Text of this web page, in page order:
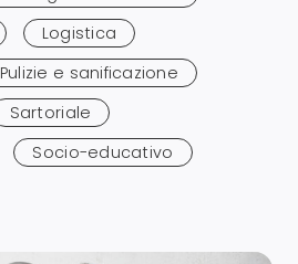
Logistica
Pulizie e sanificazione
Sartoriale
Socio-educativo